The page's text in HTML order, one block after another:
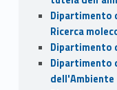
Dipartimento
Ricerca
Dipartimento
Dipartimento
dell'Ambiente